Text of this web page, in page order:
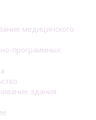
медицинского
программных
здания